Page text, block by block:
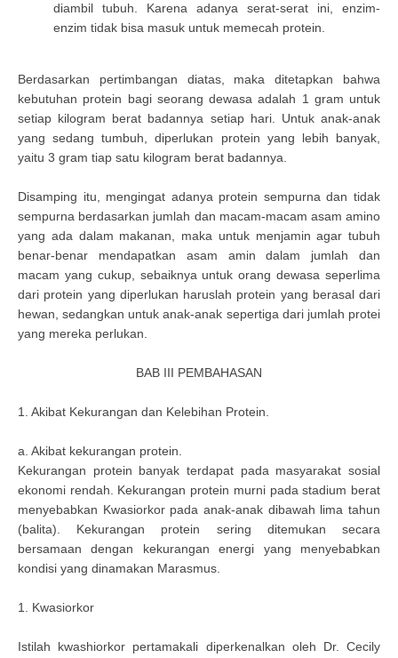
diambil tubuh. Karena adanya serat-serat ini, enzim-
enzim tidak bisa masuk untuk memecah protein.
Berdasarkan pertimbangan diatas, maka ditetapkan bahwa
kebutuhan protein bagi seorang dewasa adalah 1 gram untuk
setiap kilogram berat badannya setiap hari. Untuk anak-anak
yang sedang tumbuh, diperlukan protein yang lebih banyak,
yaitu 3 gram tiap satu kilogram berat badannya.
Disamping itu, mengingat adanya protein sempurna dan tidak
sempurna berdasarkan jumlah dan macam-macam asam amino
yang ada dalam makanan, maka untuk menjamin agar tubuh
benar-benar mendapatkan asam amin dalam jumlah dan
macam yang cukup, sebaiknya untuk orang dewasa seperlima
dari protein yang diperlukan haruslah protein yang berasal dari
hewan, sedangkan untuk anak-anak sepertiga dari jumlah protei
yang mereka perlukan.
BAB III PEMBAHASAN
1. Akibat Kekurangan dan Kelebihan Protein.
a. Akibat kekurangan protein.
Kekurangan protein banyak terdapat pada masyarakat sosial
ekonomi rendah. Kekurangan protein murni pada stadium berat
menyebabkan Kwasiorkor pada anak-anak dibawah lima tahun
(balita). Kekurangan protein sering ditemukan secara
bersamaan dengan kekurangan energi yang menyebabkan
kondisi yang dinamakan Marasmus.
1. Kwasiorkor
Istilah kwashiorkor pertamakali diperkenalkan oleh Dr. Cecily